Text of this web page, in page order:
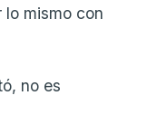
mismo con
no es